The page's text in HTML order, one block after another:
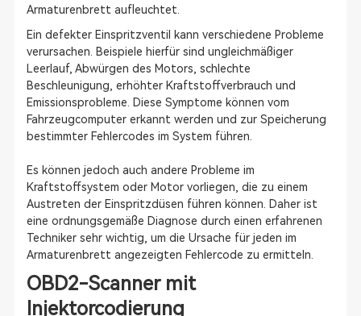
Armaturenbrett aufleuchtet.
Ein defekter Einspritzventil kann verschiedene Probleme
verursachen. Beispiele hierfür sind ungleichmäßiger
Leerlauf, Abwürgen des Motors, schlechte
Beschleunigung, erhöhter Kraftstoffverbrauch und
Emissionsprobleme. Diese Symptome können vom
Fahrzeugcomputer erkannt werden und zur Speicherung
bestimmter Fehlercodes im System führen.
Es können jedoch auch andere Probleme im
Kraftstoffsystem oder Motor vorliegen, die zu einem
Austreten der Einspritzdüsen führen können. Daher ist
eine ordnungsgemäße Diagnose durch einen erfahrenen
Techniker sehr wichtig, um die Ursache für jeden im
Armaturenbrett angezeigten Fehlercode zu ermitteln.
OBD2-Scanner mit
Injektorcodierung